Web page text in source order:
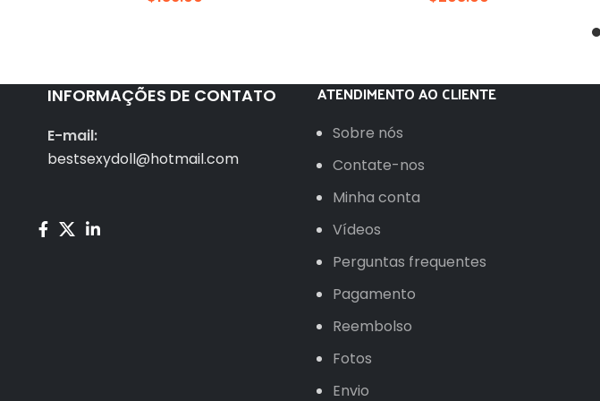
INFORMAÇÕES DE CONTATO
E-mail:
bestsexydoll@hotmail.com
ATENDIMENTO AO CLIENTE
Sobre nós
Contate-nos
Minha conta
Vídeos
Perguntas frequentes
Pagamento
Reembolso
Fotos
Envio